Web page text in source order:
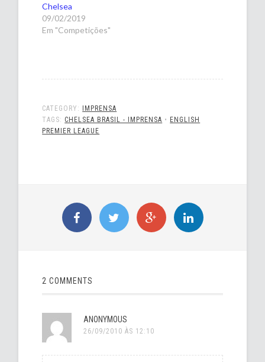
Chelsea
09/02/2019
Em "Competições"
CATEGORY: IMPRENSA
TAGS: CHELSEA BRASIL - IMPRENSA • ENGLISH
PREMIER LEAGUE
2 COMMENTS
ANONYMOUS
26/09/2010 ÀS 12:10